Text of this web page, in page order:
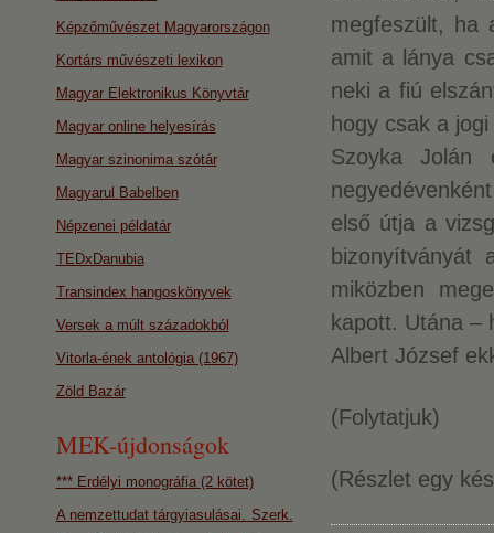
megfeszült, ha
amit a lánya
neki a fiú
hogy csak a
Szoyka
első útja a
bizonyítványát
miközben
kapott. Utána –
Albert József
(Folytatjuk)
(Részlet egy
Képzőművészet Magyarországon
Kortárs művészeti lexikon
Magyar Elektronikus Könyvtár
Magyar online helyesírás
Magyar szinonima szótár
Magyarul Babelben
Népzenei példatár
TEDxDanubia
Transindex hangoskönyvek
Versek a múlt századokból
Vitorla-ének antológia (1967)
Zöld Bazár
MEK-újdonságok
*** Erdélyi monográfia (2 kötet)
A nemzettudat tárgyiasulásai. Szerk.